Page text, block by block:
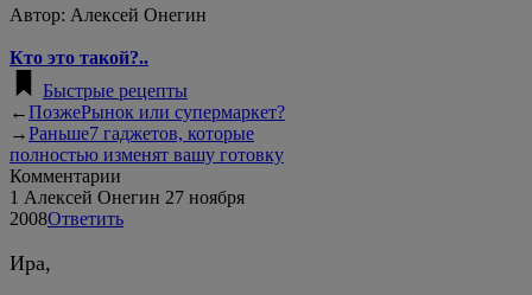
Автор: Алексей Онегин
Кто это такой?..
Быстрые рецепты
←ПозжеРынок или супермаркет?
→Раньше7 гаджетов, которые
полностью изменят вашу готовку
Комментарии
1 Алексей Онегин 27 ноября
2008Ответить
Ира,